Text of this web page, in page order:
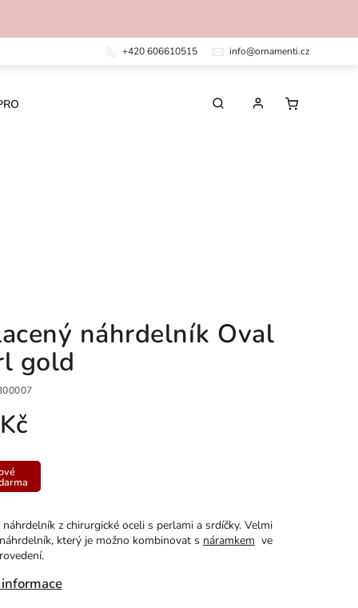
+420 606610515 info@ornamenti.cz
DĚTI CHIRURGICKÁ OCEL
náhrdelník Oval
gold
náhrdelník z chirurgické oceli s perlami a srdíčky. Velmi
který je možno kombinovat s náramkem ve